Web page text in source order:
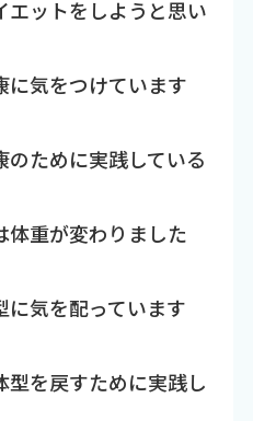
エットをしようと思い
に気をつけています
のために実践している
体重が変わりました
に気を配っています
型を戻すために実践し